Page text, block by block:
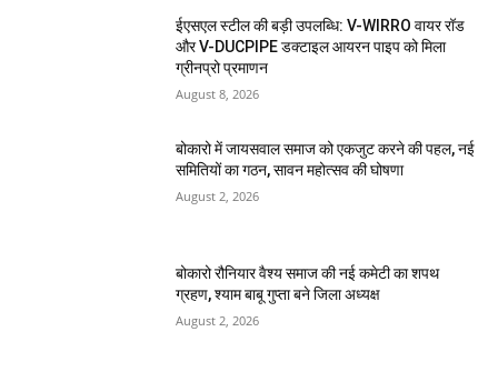
ईएसएल स्टील की बड़ी उपलब्धि: V-WIRRO वायर रॉड
और V-DUCPIPE डक्टाइल आयरन पाइप को मिला
ग्रीनप्रो प्रमाणन
August 8, 2026
बोकारो में जायसवाल समाज को एकजुट करने की पहल, नई
समितियों का गठन, सावन महोत्सव की घोषणा
August 2, 2026
बोकारो रौनियार वैश्य समाज की नई कमेटी का शपथ
ग्रहण, श्याम बाबू गुप्ता बने जिला अध्यक्ष
August 2, 2026